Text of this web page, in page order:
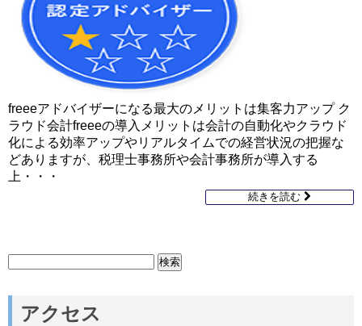
freeeアドバイザーになる最大のメリットは集客力アップ ク
ラウド会計freeeの導入メリットは会計の自動化やクラウド
化による効率アップやリアルタイムでの経営状況の把握な
どありますが、税理士事務所や会計事務所が導入する
上・・・
続きを読む
アクセス